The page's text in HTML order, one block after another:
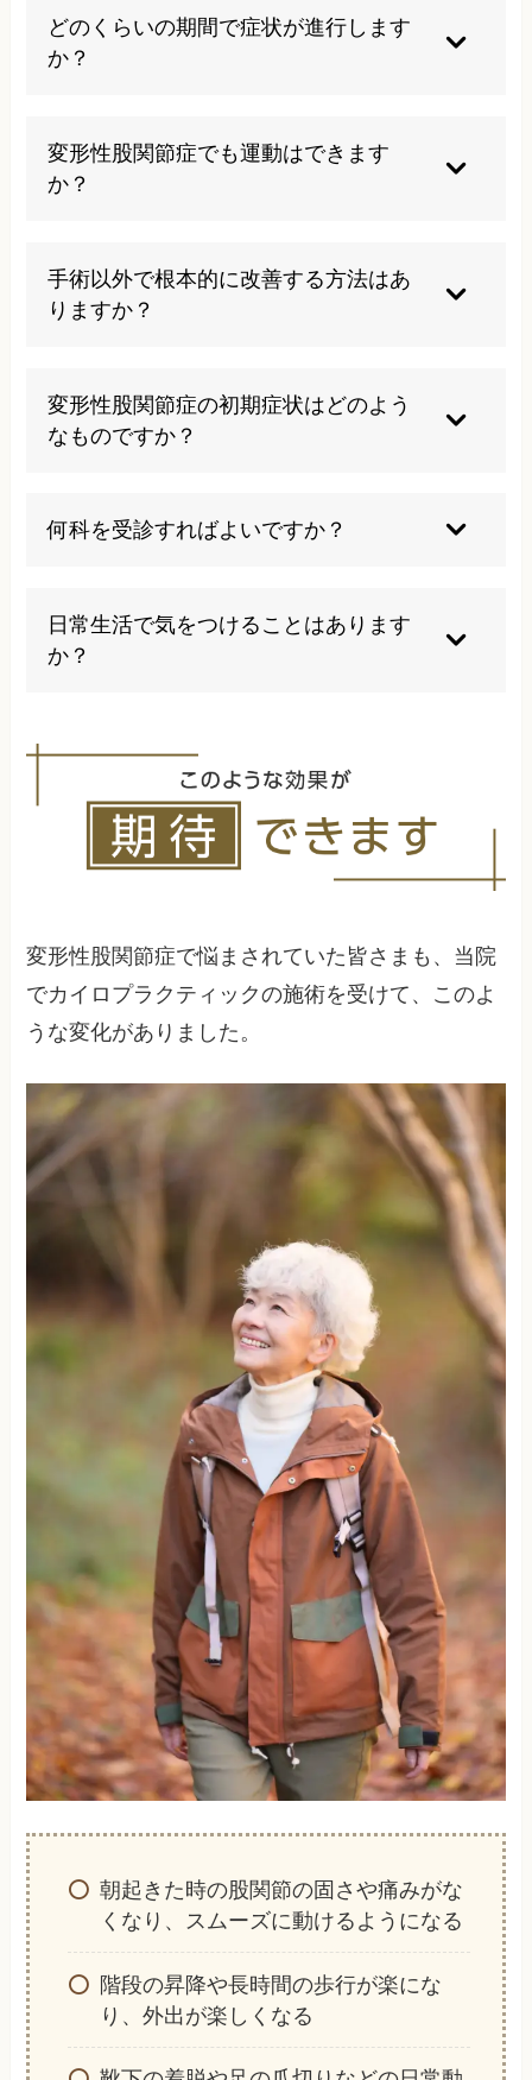
節脱臼や臼蓋形成不全などの素因が遺伝的要因と
して関与する場合があります。
どのくらいの期間で症状が進行します
か？
けて徐々に進行します。早期の適切な対処により
進行を遅らせることが可能です。
変形性股関節症でも運動はできます
か？
キングなど関節への負担が少ない運動を選択する
ことが大切です。
手術以外で根本的に改善する方法はあ
りますか？
節の動きを改善し症状の軽減を図ることができる
場合があります。
変形性股関節症の初期症状はどのよう
なものですか？
歩いた後の疲労感などが初期症状として現れるこ
とが多いです。
何科を受診すればよいですか？
カイロプラクティックなどの代替医療も選択肢の
一つです。
日常生活で気をつけることはあります
か？
心がけ、定期的な軽い運動などが重要です。
変形性股関節症で悩まされていた皆さまも、当院
でカイロプラクティックの施術を受けて、このよ
うな変化がありました。
朝起きた時の股関節の固さや痛みがな
くなり、スムーズに動けるようになる
階段の昇降や長時間の歩行が楽にな
り、外出が楽しくなる